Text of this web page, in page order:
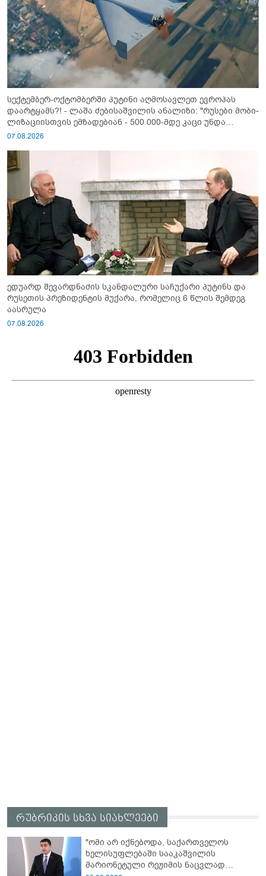
სექტემბერ-ოქტომბერში პუტინი აღმოსავლეთ ევროპას
დაარტყამს?! - ლაშა ძებისაშვილის ანალიზი: "რუსები მობი­
ლიზაციისთვის ემზადებიან - 500 000-მდე კაცი უნდა
გაიწვიონ ომში"
07.08.2026
ედუარდ შევარდნაძის სკანდალური საჩუქარი პუტინს და
რუსეთის პრეზიდენტის მუქარა, რომელიც 6 წლის შემდეგ
აასრულა
07.08.2026
რუბრიკის სხვა სიახლეები
"ომი არ იქნებოდა, საქართველოს
ხელისუფლებაში სააკაშვილის
მარიონეტული რეჟიმის ნაცვლად